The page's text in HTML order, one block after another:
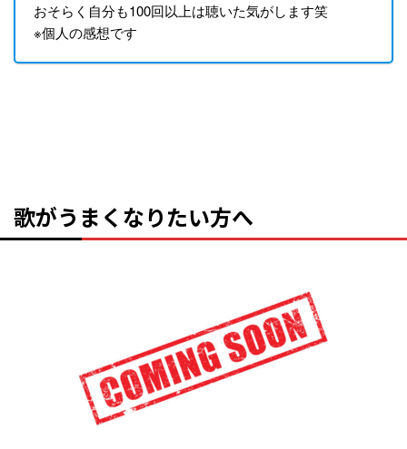
おそらく自分も100回以上は聴いた気がします笑
※個人の感想です
歌がうまくなりたい方へ